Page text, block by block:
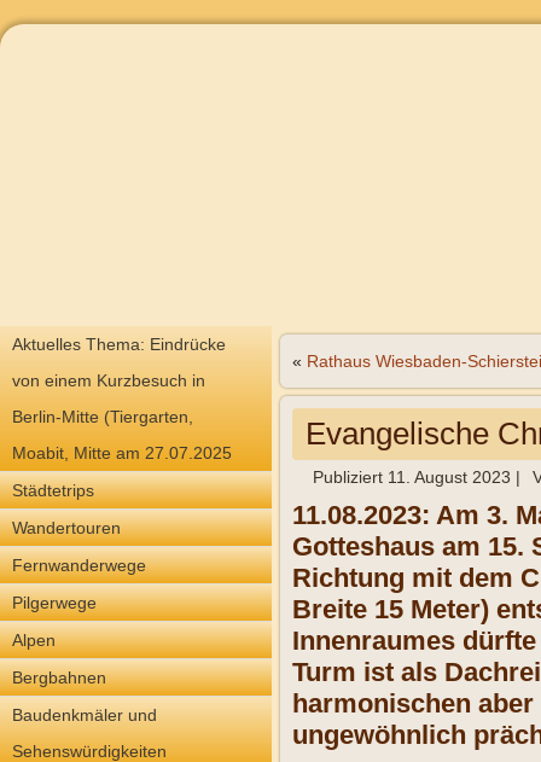
Aktuelles Thema: Eindrücke
von einem Kurzbesuch in
Berlin-Mitte (Tiergarten,
Moabit, Mitte am 27.07.2025
Städtetrips
Wandertouren
Fernwanderwege
Pilgerwege
Alpen
Bergbahnen
Baudenkmäler und
Sehenswürdigkeiten
« Rathaus Wiesbaden-
Evangelische
Publiziert 11. August 2023 |
11.08.2023: Am 3.
Gotteshaus am 15.
Richtung mit dem
Breite 15 Meter)
Innenraumes
Turm ist als
harmonischen
ungewöhnlich